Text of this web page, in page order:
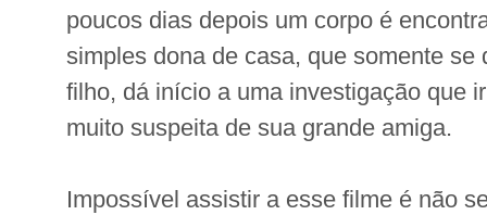
poucos dias depois um corpo é
simples dona de casa, que somente se
filho, dá início a uma investigação que
muito suspeita de sua grande amiga.
Impossível assistir a esse filme é não